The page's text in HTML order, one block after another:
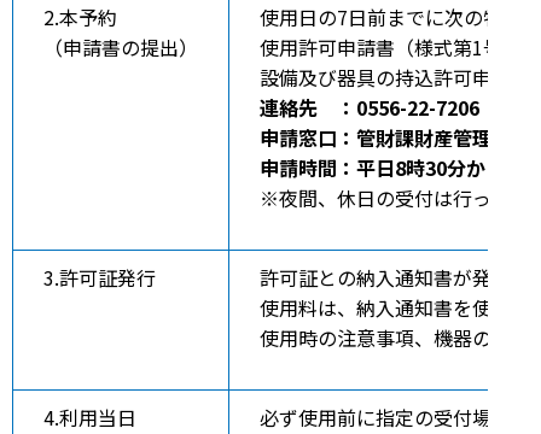
2.本予約
（申請書の提出）
使用日の7日前までに次の物を
使用許可申請書（様式第1号）
設備及び器具の持込許可申請書
連絡先 ：0556-22-7206
申請窓口：管財課財産管理担当
申請時間：平日8時30分から17
※夜間、休日の受付は行ってい
3.許可証発行
許可証との納入通知書が発行さ
使用料は、納入通知書を使い、
使用時の注意事項、機器の取扱
4.利用当日
必ず使用前に指定の受付場所で